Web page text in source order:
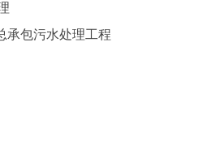
承包污水处理工程